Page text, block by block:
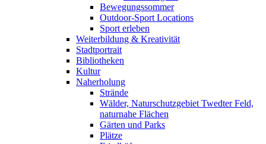
Bewegungssommer
Outdoor-Sport Locations
Sport erleben
Weiterbildung & Kreativität
Stadtportrait
Bibliotheken
Kultur
Naherholung
Strände
Wälder, Naturschutzgebiet Twedter Feld,
naturnahe Flächen
Gärten und Parks
Plätze